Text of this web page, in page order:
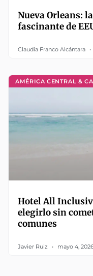
Nueva Orleans:
fascinante de
Claudia Franco Alcántara
AMÉRICA CENTRAL &
Hotel All
elegirlo sin
comunes
Javier Ruiz mayo 4,